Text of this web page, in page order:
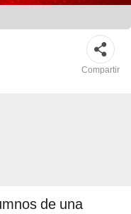
Compartir
de una